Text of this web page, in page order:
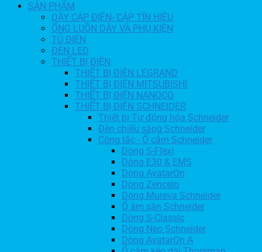
SẢN PHẨM
DÂY CÁP ĐIỆN- CÁP TÍN HIỆU
ỐNG LUỒN DÂY VÀ PHỤ KIỆN
TỦ ĐIỆN
ĐÈN LED
THIẾT BỊ ĐIỆN
THIẾT BỊ ĐIỆN LEGRAND
THIẾT BỊ ĐIỆN MITSUBISHI
THIẾT BỊ ĐIỆN NANOCO
THIẾT BỊ ĐIỆN SCHNEIDER
Thiết bị Tự động hóa Schneider
Đèn chiếu sáng Schneider
Công tắc - Ổ cắm Schneider
Dòng S-Flexi
Dòng E30 & EMS
Dòng AvatarOn
Dòng Zencelo
Dòng Mureva Schneider
Ổ âm sàn Schneider
Dòng S-Classic
Dòng Neo Schneider
Dòng AvatarOn A